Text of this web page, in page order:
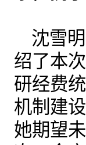
沈雪
绍了本
研经费
机制建
她期望